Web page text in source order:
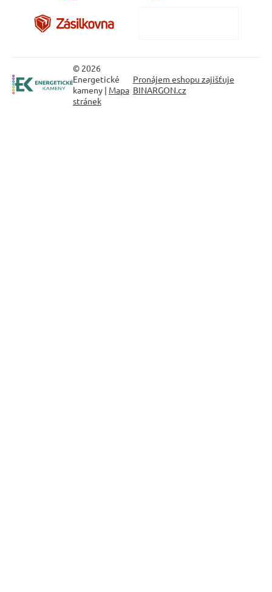
© 2026
Energetické
kameny | Mapa
stránek
Pronájem eshopu zajišťuje
BINARGON.cz